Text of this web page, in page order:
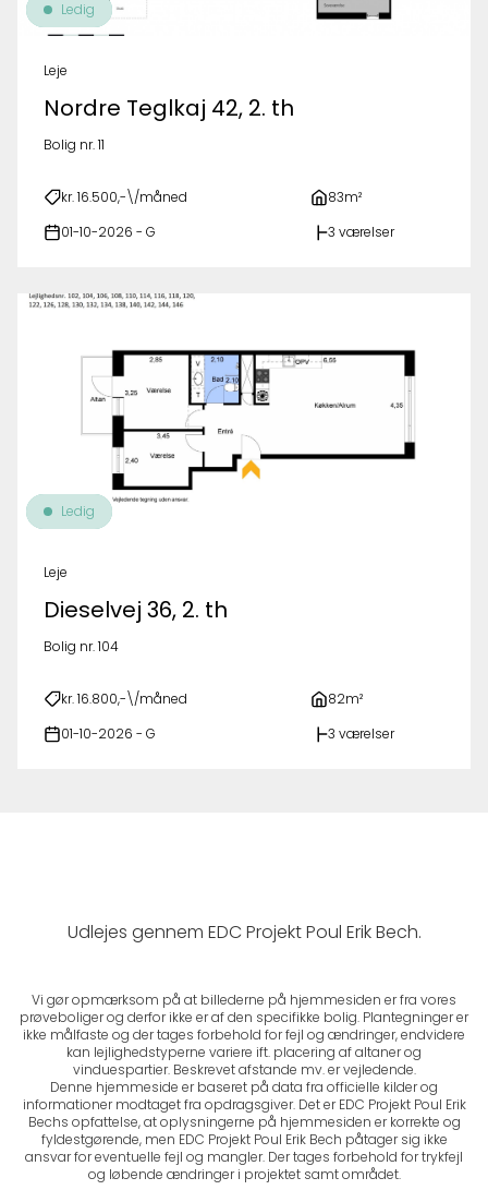
Ledig
Leje
Nordre Teglkaj 42, 2. th
Bolig nr. 11
kr. 16.500,-\/måned 83m²
01-10-2026 - G 3 værelser
Ledig
Leje
Dieselvej 36, 2. th
Bolig nr. 104
kr. 16.800,-\/måned 82m²
01-10-2026 - G 3 værelser
Udlejes gennem EDC Projekt Poul Erik Bech.
Vi gør opmærksom på at billederne på hjemmesiden er fra vores
prøveboliger og derfor ikke er af den specifikke bolig. Plantegninger er
ikke målfaste og der tages forbehold for fejl og ændringer, endvidere
kan lejlighedstyperne variere ift. placering af altaner og
vinduespartier. Beskrevet afstande mv. er vejledende.
Denne hjemmeside er baseret på data fra officielle kilder og
informationer modtaget fra opdragsgiver. Det er EDC Projekt Poul Erik
Bechs opfattelse, at oplysningerne på hjemmesiden er korrekte og
fyldestgørende, men EDC Projekt Poul Erik Bech påtager sig ikke
ansvar for eventuelle fejl og mangler. Der tages forbehold for trykfejl
og løbende ændringer i projektet samt området.